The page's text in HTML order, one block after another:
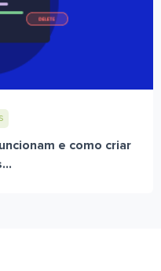
e como criar